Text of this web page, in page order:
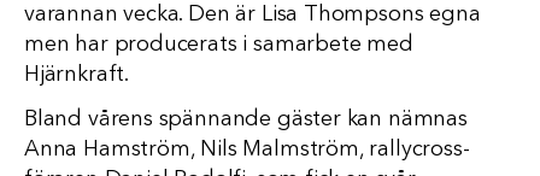
varannan vecka. Den är Lisa Thompsons egna
men har producerats i samarbete med
Hjärnkraft.
Bland vårens spännande gäster kan nämnas
Anna Hamström, Nils Malmström, rallycross-